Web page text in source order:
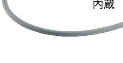
大きいサイズ レディース下着
シークレットセール
商品カテゴリ一覧
大きいサイズ メンズ
カタログ
カタログ・チラシからのご注文